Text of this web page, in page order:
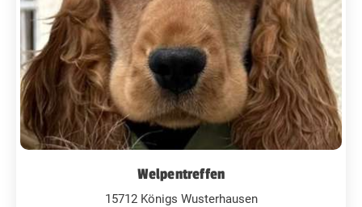
Welpentreffen
15712 Königs Wusterhausen